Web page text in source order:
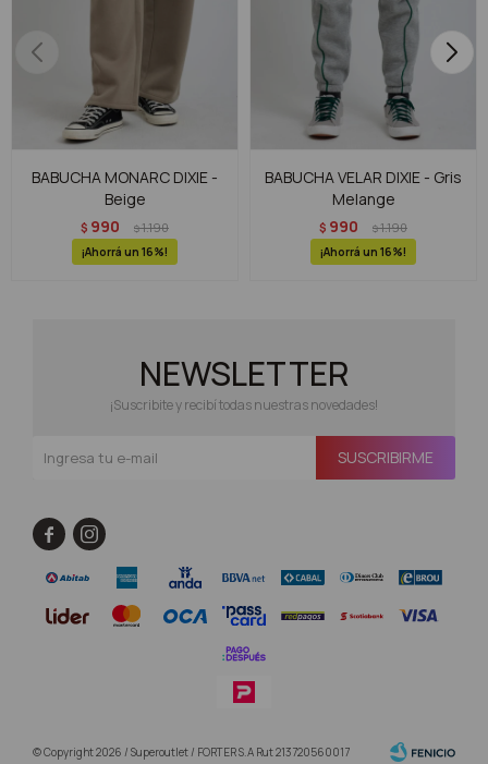
BABUCHA MONARC DIXIE -
Beige
$ 990 $1.190
16
BABUCHA VELAR DIXIE - Gris
Melange
$ 990 $1.190
16
NEWSLETTER
¡Suscribite y recibí todas nuestras novedades!
SUSCRIBIRME
 
© Copyright 2026 / Superoutlet / FORTER S.A Rut 213720560017